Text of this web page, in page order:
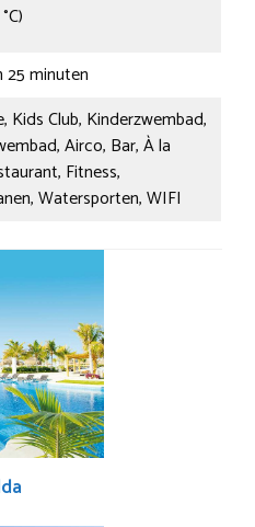
25 minuten
Kids Club, Kinderzwembad,
Airco, Bar, À la
Fitness,
Watersporten, WIFI